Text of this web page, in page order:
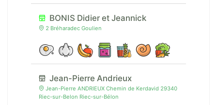
BONIS Didier et Jeannick
2 Bréharadec Goulien
Jean-Pierre Andrieux
Jean-Pierre ANDRIEUX Chemin de Kerdavid 29340
Riec-sur-Belon Riec-sur-Bélon